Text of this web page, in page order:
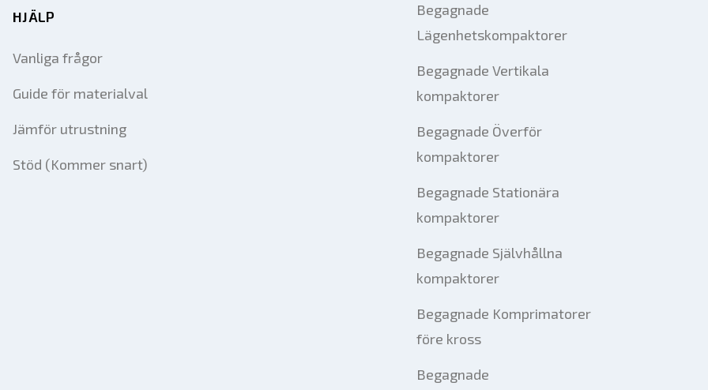
HJÄLP
Vanliga frågor
Guide för materialval
Jämför utrustning
Stöd (Kommer snart)
Begagnade
Lägenhetskompaktorer
Begagnade Vertikala
kompaktorer
Begagnade Överför
kompaktorer
Begagnade Stationära
kompaktorer
Begagnade Självhållna
kompaktorer
Begagnade Komprimatorer
före kross
Begagnade